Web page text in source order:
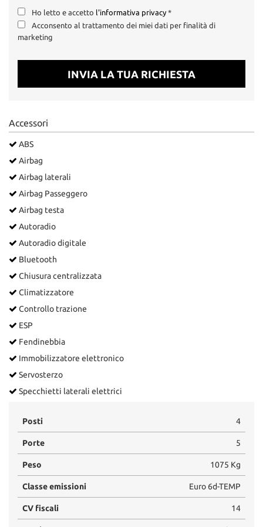
Ho letto e accetto l'informativa privacy*
Acconsento al trattamento dei miei dati per finalità di
marketing
INVIA LA TUA RICHIESTA
Accessori
ABS
Airbag
Airbag laterali
Airbag Passeggero
Airbag testa
Autoradio
Autoradio digitale
Bluetooth
Chiusura centralizzata
Climatizzatore
Controllo trazione
ESP
Fendinebbia
Immobilizzatore elettronico
Servosterzo
Specchietti laterali elettrici
Posti 4
Porte 5
Peso 1075 Kg
Classe emissioni Euro 6d-TEMP
CV fiscali 14
Salva
le
impostazioni